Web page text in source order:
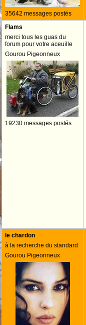
35642 messages postés
Flams
merci tous les guas du
forum pour votre aceuille
Gourou Pigeonneux
19230 messages postés
le chardon
à la recherche du standard
Gourou Pigeonneux